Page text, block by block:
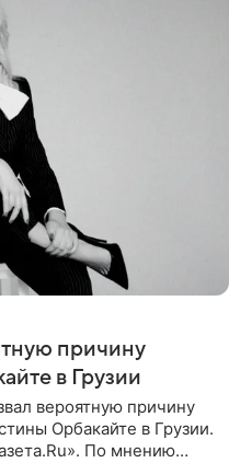
причину
в Грузии
вероятную причину
Орбакайте в Грузии.
По мнению